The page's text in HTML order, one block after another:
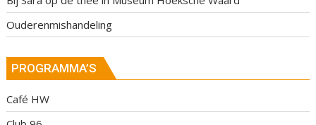
Ouderenmishandeling
PROGRAMMA’S
Café HW